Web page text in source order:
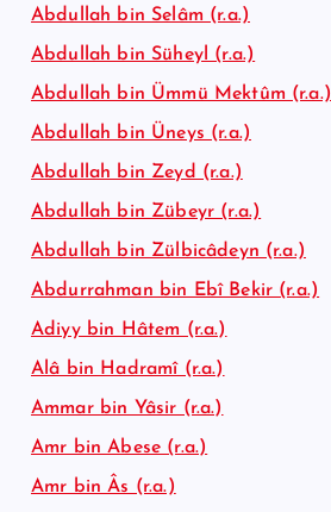
Abdullah bin Selâm (r.a.)
Abdullah bin Süheyl (r.a.)
Abdullah bin Ümmü Mektûm (r.a.)
Abdullah bin Üneys (r.a.)
Abdullah bin Zeyd (r.a.)
Abdullah bin Zübeyr (r.a.)
Abdullah bin Zülbicâdeyn (r.a.)
Abdurrahman bin Ebî Bekir (r.a.)
Adiyy bin Hâtem (r.a.)
Alâ bin Hadramî (r.a.)
Ammar bin Yâsir (r.a.)
Amr bin Abese (r.a.)
Amr bin Âs (r.a.)